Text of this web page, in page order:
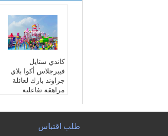
كاندي ستايل
فيبرجلاس أكوا بلاي
جراوند بارك لعائلة
مراهقة تفاعلية
ميزة:مضحك ، تفاعليطلب اقتباس